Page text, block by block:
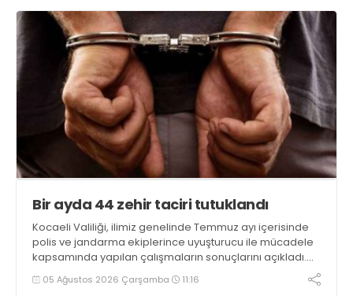
Bir ayda 44 zehir taciri tutuklandı
Kocaeli Valiliği, ilimiz genelinde Temmuz ayı içerisinde
polis ve jandarma ekiplerince uyuşturucu ile mücadele
kapsamında yapılan çalışmaların sonuçlarını açıkladı.
Çalışmalar sonucunda uyuşturucu ve uyarıcı madde
kullanan, ticaretini ve sevkiyatını yapan 44 şahıs
05 Ağustos 2026 Çarşamba 11:16